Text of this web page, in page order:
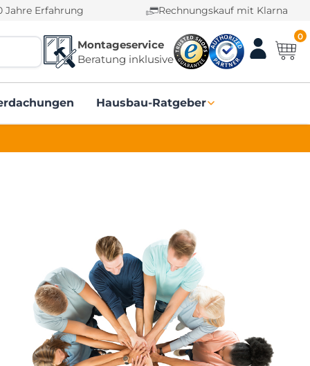
Jahre Erfahrung Rechnungskauf mit Klarna
Montageservice
Beratung inklusive
0
Hausbau-Ratgeber